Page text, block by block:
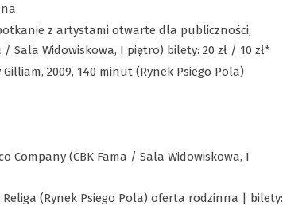
z artystami otwarte dla publiczności,
Sala Widowiskowa, I piętro) bilety: 20 zł / 10 zł*
2009, 140 minut (Rynek Psiego Pola)
(CBK Fama / Sala Widowiskowa, I
(Rynek Psiego Pola) oferta rodzinna | bilety: